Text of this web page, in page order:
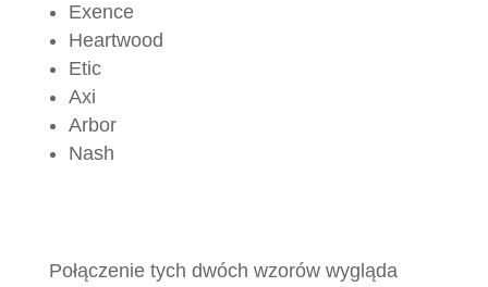
Exence
Heartwood
Etic
Axi
Arbor
Nash
Połączenie tych dwóch wzorów wygląda